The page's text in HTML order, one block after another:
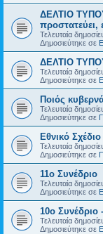
ΔΕΛΤΙΟ
προστατεύει,
Τελευταία
Δημοσιεύτηκε σε
ΔΕΛΤΙΟ
Τελευταία
Δημοσιεύτηκε σε
Ποιός
Τελευταία
Δημοσιεύτηκε σε
Eθνικό
Τελευταία
Δημοσιεύτηκε σε
11o Συνέδριο
Τελευταία
Δημοσιεύτηκε σε
10ο Συνέδριο
Τελευταία
Δημοσιεύτηκε σε